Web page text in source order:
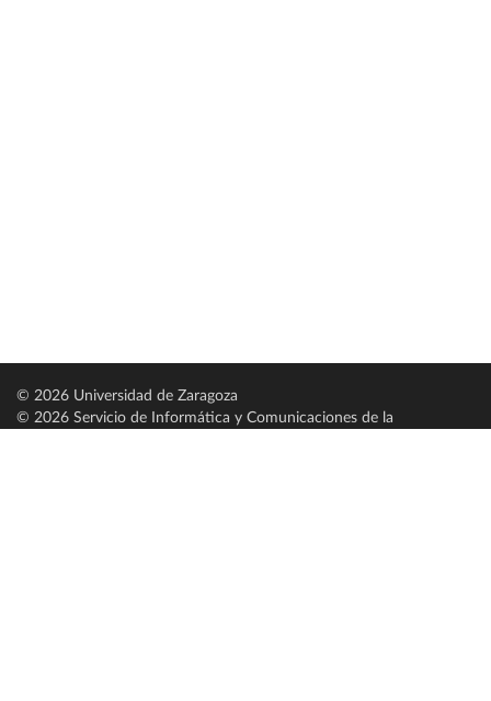
© 2026 Universidad de Zaragoza
© 2026 Servicio de Informática y Comunicaciones de la